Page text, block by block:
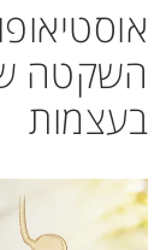
השקטה
בעצמות